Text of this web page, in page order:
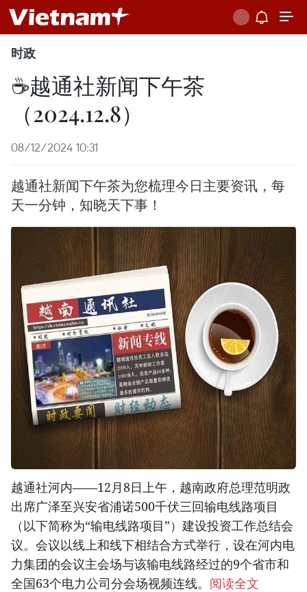
时政
☕️越通社新闻下午茶
（2024.12.8）
08/12/2024 10:31
越通社新闻下午茶为您梳理今日主要资讯，每
天一分钟，知晓天下事！
越通社河内——12月8日上午，越南政府总理范明政
出席广泽至兴安省浦诺500千伏三回输电线路项目
（以下简称为“输电线路项目”）建设投资工作总结会
议。会议以线上和线下相结合方式举行，设在河内电
力集团的会议主会场与该输电线路经过的9个省市和
全国63个电力公司分会场视频连线。 阅读全文